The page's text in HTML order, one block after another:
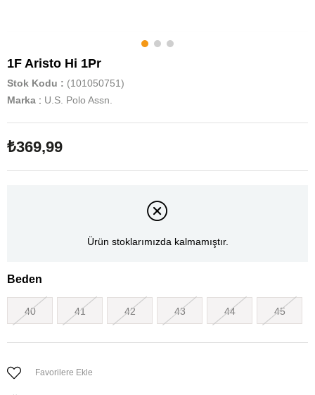
1F Aristo Hi 1Pr
Stok Kodu
(101050751)
Marka : U.S. Polo Assn.
₺369,99
Ürün stoklarımızda kalmamıştır.
Beden
40 41 42 43 44 45
Favorilere Ekle